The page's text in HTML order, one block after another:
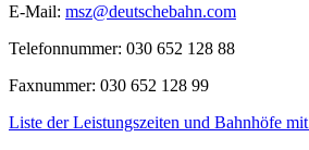
E-Mail: msz@deutschebahn.com
Telefonnummer: 030 652 128 88
Faxnummer: 030 652 128 99
Liste der Leistungszeiten und Bahnhöfe